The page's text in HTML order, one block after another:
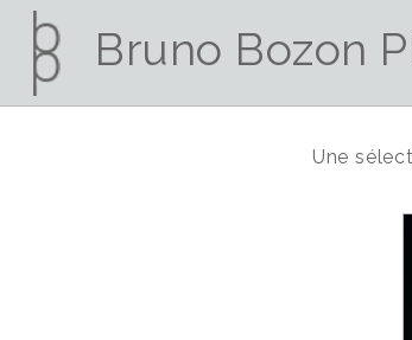
Bruno Bozon
Une